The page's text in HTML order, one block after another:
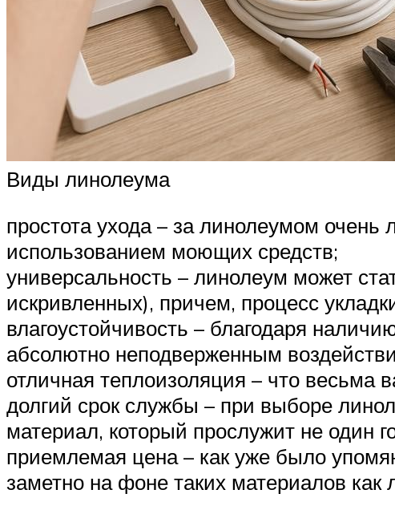
Виды линолеума
простота ухода – за линолеумом очень
использованием моющих средств;
универсальность – линолеум может
искривленных), причем, процесс
влагоустойчивость – благодаря
абсолютно неподверженным
отличная теплоизоляция – что весьма
долгий срок службы – при выборе
материал, который прослужит не один
приемлемая цена – как уже было
заметно на фоне таких материалов как